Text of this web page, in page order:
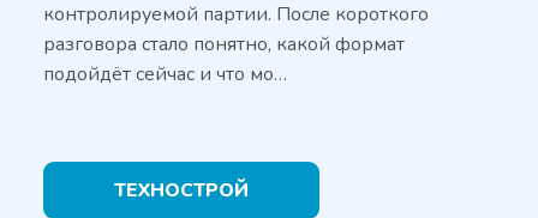
контролируемой партии. После короткого
разговора стало понятно, какой формат
подойдёт сейчас и что мо…
ТЕХНОСТРОЙ